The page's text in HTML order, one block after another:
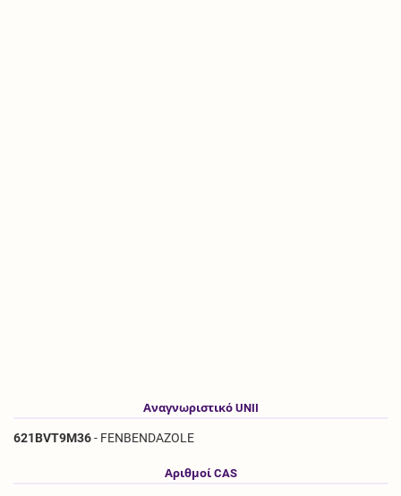
Αναγνωριστικό UNII
621BVT9M36- FENBENDAZOLE
Αριθμοί CAS